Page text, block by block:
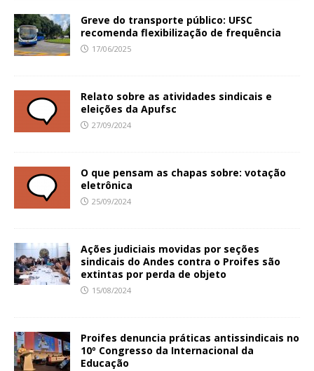
Greve do transporte público: UFSC
recomenda flexibilização de frequência
17/06/2025
Relato sobre as atividades sindicais e
eleições da Apufsc
27/09/2024
O que pensam as chapas sobre: votação
eletrônica
25/09/2024
Ações judiciais movidas por seções
sindicais do Andes contra o Proifes são
extintas por perda de objeto
15/08/2024
Proifes denuncia práticas antissindicais no
10º Congresso da Internacional da
Educação